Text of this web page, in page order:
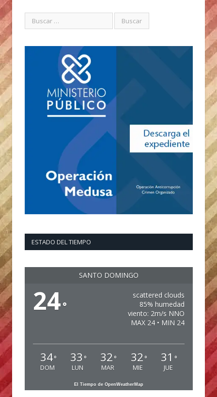
ESTADO DEL TIEMPO
SANTO DOMINGO
24°
scattered clouds
85% humedad
viento: 2m/s NNO
MAX 24 • MIN 24
34°
DOM
33 °
LUN
32 °
MAR
32 °
MIE
31 °
JUE
El Tiempo de OpenWeatherMap